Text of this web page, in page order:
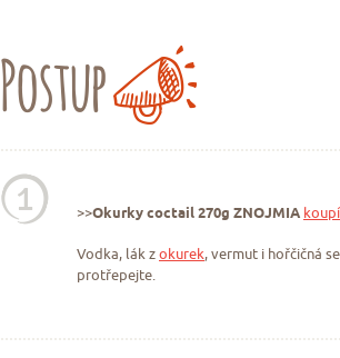
Postup
1 >>Okurky coctail 270g ZNOJMIA
Vodka, lák zokurek, vermut i hořčičná
protřepejte.